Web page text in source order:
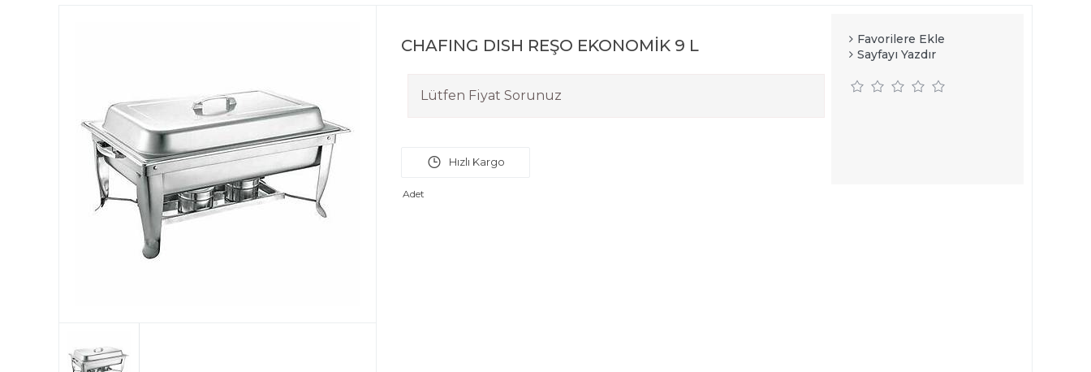
CHAFING DISH REŞO EKONOMİK 9 L
Lütfen Fiyat Sorunuz
Adet
Favorilere Ekle
Sayfayı Yazdır